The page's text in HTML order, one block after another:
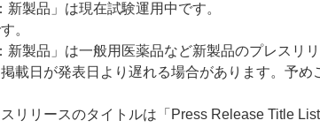
製品」は現在試験運用中です。
。
新製品」は一般用医薬品など新製品のプレスリ
載日が発表日より遅れる場合があります。予め
リリースのタイトルは「Press Release Title